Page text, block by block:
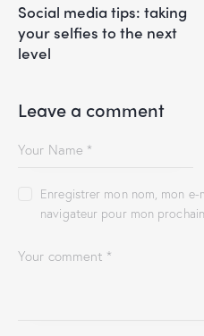
Social media tips: taking
your selfies to the next
level
Leave a comment
Enregistrer mon nom, mon
navigateur pour mon